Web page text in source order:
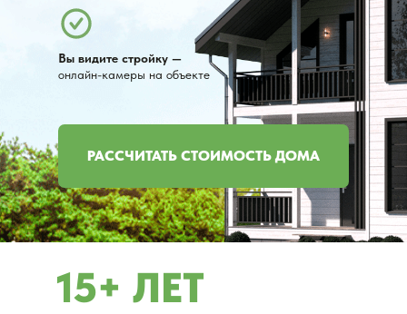
РАССЧИТАТЬ СТОИМОСТЬ ДОМА
Вы видите стройку —
онлайн-камеры на объекте
15+ ЛЕТ